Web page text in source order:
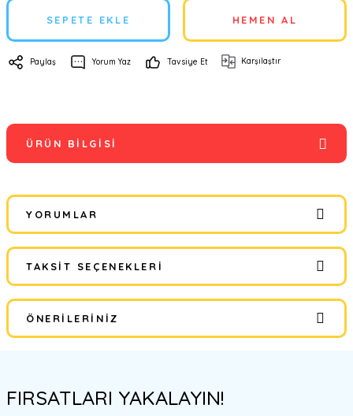
SEPETE EKLE HEMEN AL
Paylaş Yorum Yaz Tavsiye Et Karşılaştır
ÜRÜN BILGISI
YORUMLAR
Bu ürüne ilk yorumu siz yapın!
Yorum Yaz
TAKSIT SEÇENEKLERI
ÖNERILERINIZ
tarafımıza iletebilirsiniz.
Görüş ve önerileriniz için teşekkür ederiz.
FIRSATLARI YAKALAYIN!